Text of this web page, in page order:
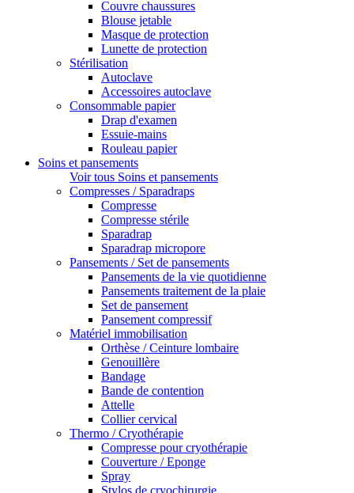
Couvre chaussures
Blouse jetable
Masque de protection
Lunette de protection
Stérilisation
Autoclave
Accessoires autoclave
Consommable papier
Drap d'examen
Essuie-mains
Rouleau papier
Soins et pansements
Voir tous Soins et pansements
Compresses / Sparadraps
Compresse
Compresse stérile
Sparadrap
Sparadrap micropore
Pansements / Set de pansements
Pansements de la vie quotidienne
Pansements traitement de la plaie
Set de pansement
Pansement compressif
Matériel immobilisation
Orthèse / Ceinture lombaire
Genouillère
Bandage
Bande de contention
Attelle
Collier cervical
Thermo / Cryothérapie
Compresse pour cryothérapie
Couverture / Eponge
Spray
Stylos de cryochirurgie